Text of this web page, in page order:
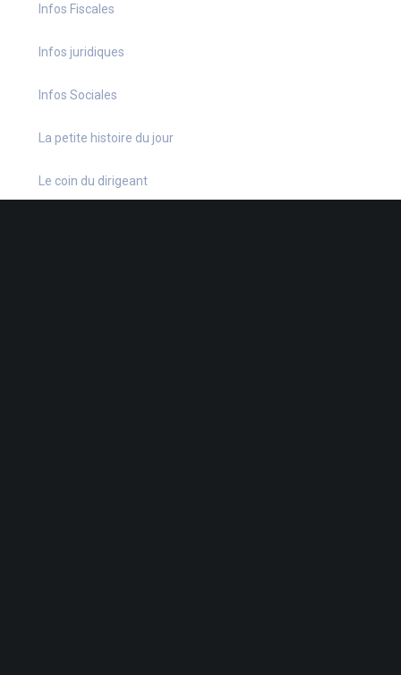
Infos Fiscales
Infos juridiques
Infos Sociales
La petite histoire du jour
Le coin du dirigeant